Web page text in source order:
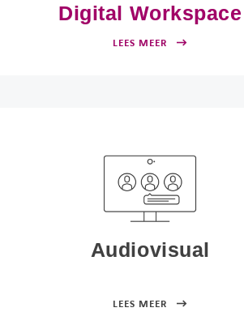
Digital Workspace
LEES MEER
Audiovisual
LEES MEER